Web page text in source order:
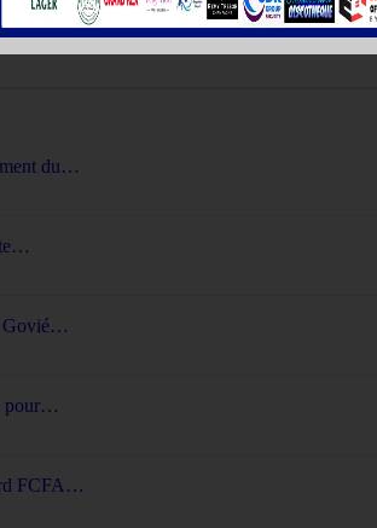
du…
Govié…
pour…
FCFA…